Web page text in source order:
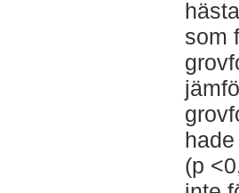
som
(p